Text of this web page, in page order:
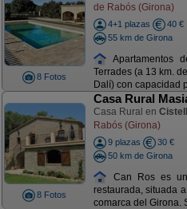
8 Fotos
de Rabós (Girona)
4+1 plazas
40 €
55 km de Girona
Apartamentos
Terrades (a 13 km.
Dalí) con capacidad
8 Fotos
Casa Rural
Casa Rural en
Rabós (Girona)
9 plazas
30 €
50 km de Girona
Can Ros es
restaurada, situada
comarca del Girona.